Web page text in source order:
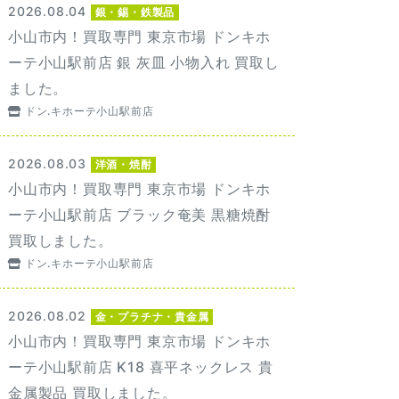
2026.08.04 銀・錫・鉄製品
小山市内！買取専門 東京市場 ドンキホ
ーテ小山駅前店 銀 灰皿 小物入れ 買取し
ました。
ドン.キホーテ小山駅前店
2026.08.03 洋酒・焼酎
小山市内！買取専門 東京市場 ドンキホ
ーテ小山駅前店 ブラック奄美 黒糖焼酎
買取しました。
ドン.キホーテ小山駅前店
2026.08.02 金・プラチナ・貴金属
小山市内！買取専門 東京市場 ドンキホ
ーテ小山駅前店 K18 喜平ネックレス 貴
金属製品 買取しました。